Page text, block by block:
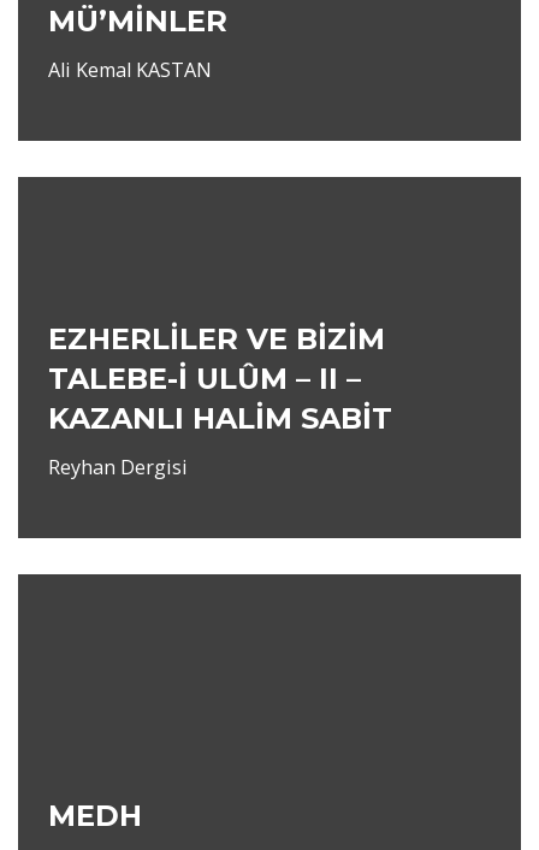
MÜ’MİNLER
Ali Kemal KASTAN
EZHERLİLER VE BİZİM
TALEBE-İ ULÛM – II –
KAZANLI HALİM SABİT
Reyhan Dergisi
MEDH